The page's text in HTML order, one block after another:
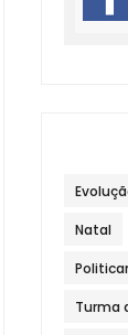
Natal
Turma